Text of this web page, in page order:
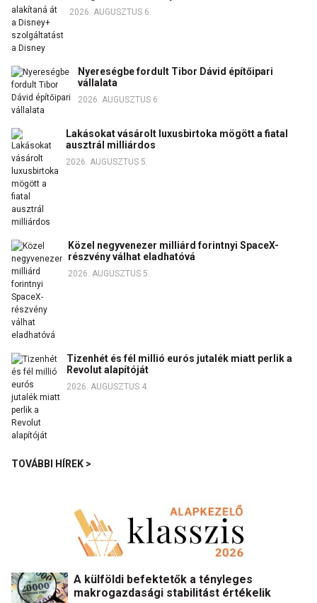
2026. AUGUSZTUS 6.
Nyereségbe fordult Tibor Dávid építőipari
vállalata
2026. AUGUSZTUS 6.
Lakásokat vásárolt luxusbirtoka mögött a fiatal
ausztrál milliárdos
2026. AUGUSZTUS 5.
Közel negyvenezer milliárd forintnyi SpaceX-
részvény válhat eladhatóvá
2026. AUGUSZTUS 5.
Tizenhét és fél millió eurós jutalék miatt perlik a
Revolut alapítóját
2026. AUGUSZTUS 4.
TOVÁBBI HÍREK >
A külföldi befektetők a tényleges
makrogazdasági stabilitást értékelik